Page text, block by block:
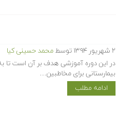
۲ شهریور ۱۳۹۴ توسط محمد حسینی کیا
در این دوره آموزشی هدف بر آن است تا
بیمارستانی برای مخاطبین…
ادامه مطلب